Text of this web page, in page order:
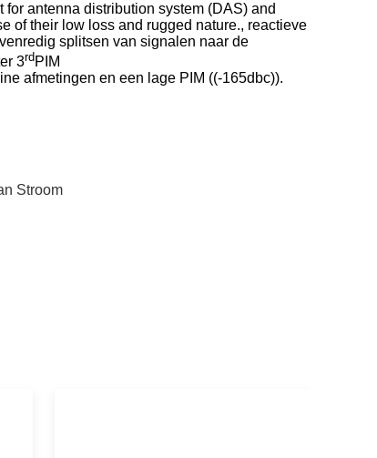
antenna distribution system (DAS) and
of their low loss and rugged nature., reactieve
splitsen van signalen naar de
3rd PIM
afmetingen en een lage PIM ((-165dbc)).
Stroom